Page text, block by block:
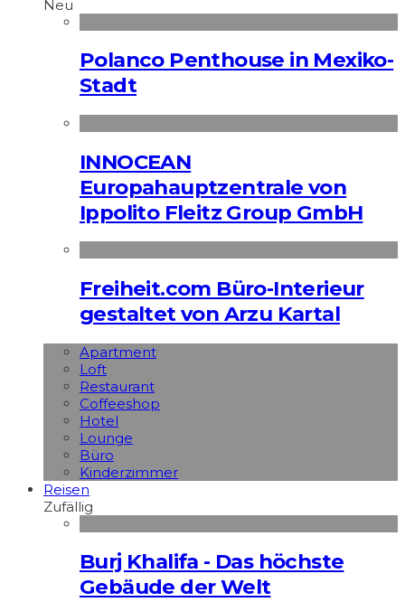
Neu
Polanco Penthouse in Mexiko-
Stadt
INNOCEAN
Europahauptzentrale von
Ippolito Fleitz Group GmbH
Freiheit.com Büro-Interieur
gestaltet von Arzu Kartal
Apart­ment
Loft
Restaurant
Coffeeshop
Hotel
Lounge
Büro
Kinderzimmer
Reisen
Zufällig
Burj Khalifa - Das höchste
Gebäude der Welt